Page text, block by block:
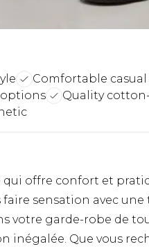
Comfortable
Quality
offre confort et
sensation avec
votre garde-robe de
inégalée. Que vous